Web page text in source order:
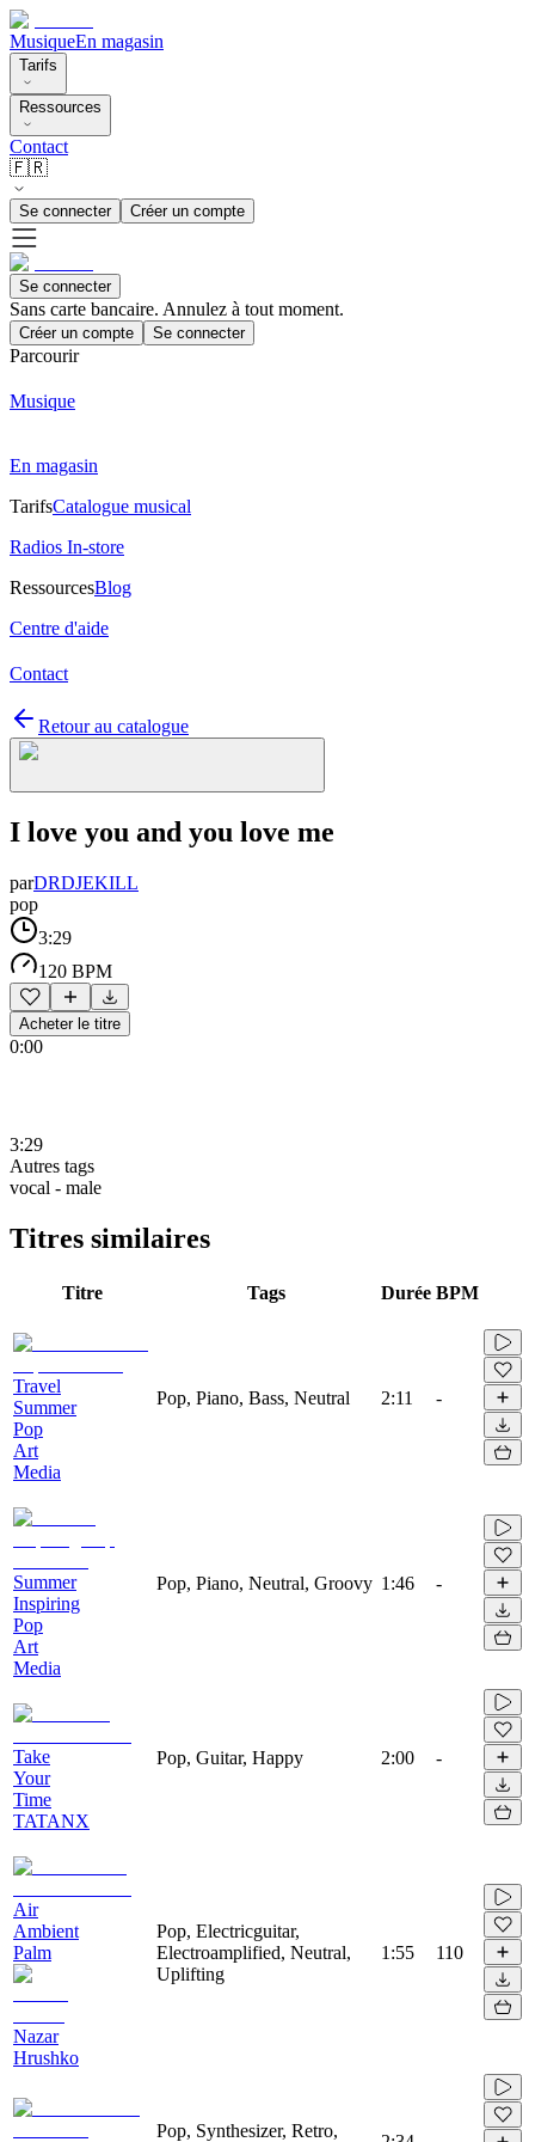
MusiqueEn magasin
Tarifs
Ressources
Contact
🇫🇷
Se connecter Créer un compte
Se connecter
Sans carte bancaire. Annulez à tout moment.
Créer un compte Se connecter
Parcourir
Musique
En magasin
TarifsCatalogue musical
Radios In-store
RessourcesBlog
Centre d'aide
Contact
Retour au catalogue
I love you and you love me
parDRDJEKILL
pop
3:29
120 BPM
Acheter le titre
0:00
3:29
Autres tags
vocal - male
Titres similaires
Titre Tags Durée BPM
Travel
Summer
Pop
Art
Media
Pop, Piano, Bass, Neutral 2:11 -
Summer
Inspiring
Pop
Art
Media
Pop, Piano, Neutral, Groovy 1:46 -
Take
Your
Time
TATANX
Pop, Guitar, Happy 2:00 -
Air
Ambient
Palm
Nazar
Hrushko
Pop, Electricguitar,
Electroamplified, Neutral,
Uplifting
1:55 110
Pop, Synthesizer, Retro,